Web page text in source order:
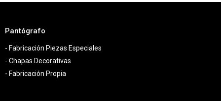
Pantógrafo
- Fabricación Piezas Especiales
- Chapas Decorativas
- Fabricación Propia